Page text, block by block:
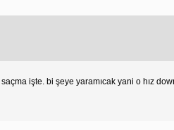
işte. bi şeye yaramıcak yani o hız